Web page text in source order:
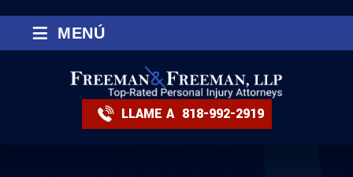
LLAME A 818-992-2919
≡ MENÚ